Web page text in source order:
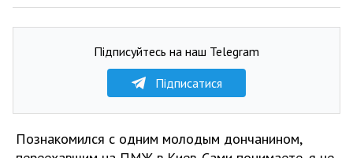
Підписуйтесь на наш Telegram
Підписатися
Познакомился с одним молодым дончанином,